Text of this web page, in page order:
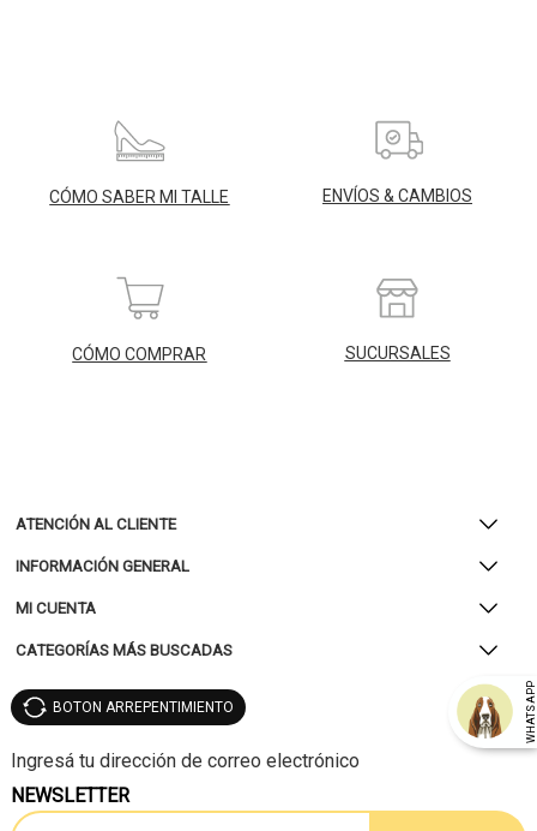
CÓMO SABER MI TALLE ENVÍOS & CAMBIOS
CÓMO COMPRAR SUCURSALES
ATENCIÓN AL CLIENTE
INFORMACIÓN GENERAL
MI CUENTA
CATEGORÍAS MÁS BUSCADAS
WHATSAPP
BOTON ARREPENTIMIENTO
NEWSLETTER